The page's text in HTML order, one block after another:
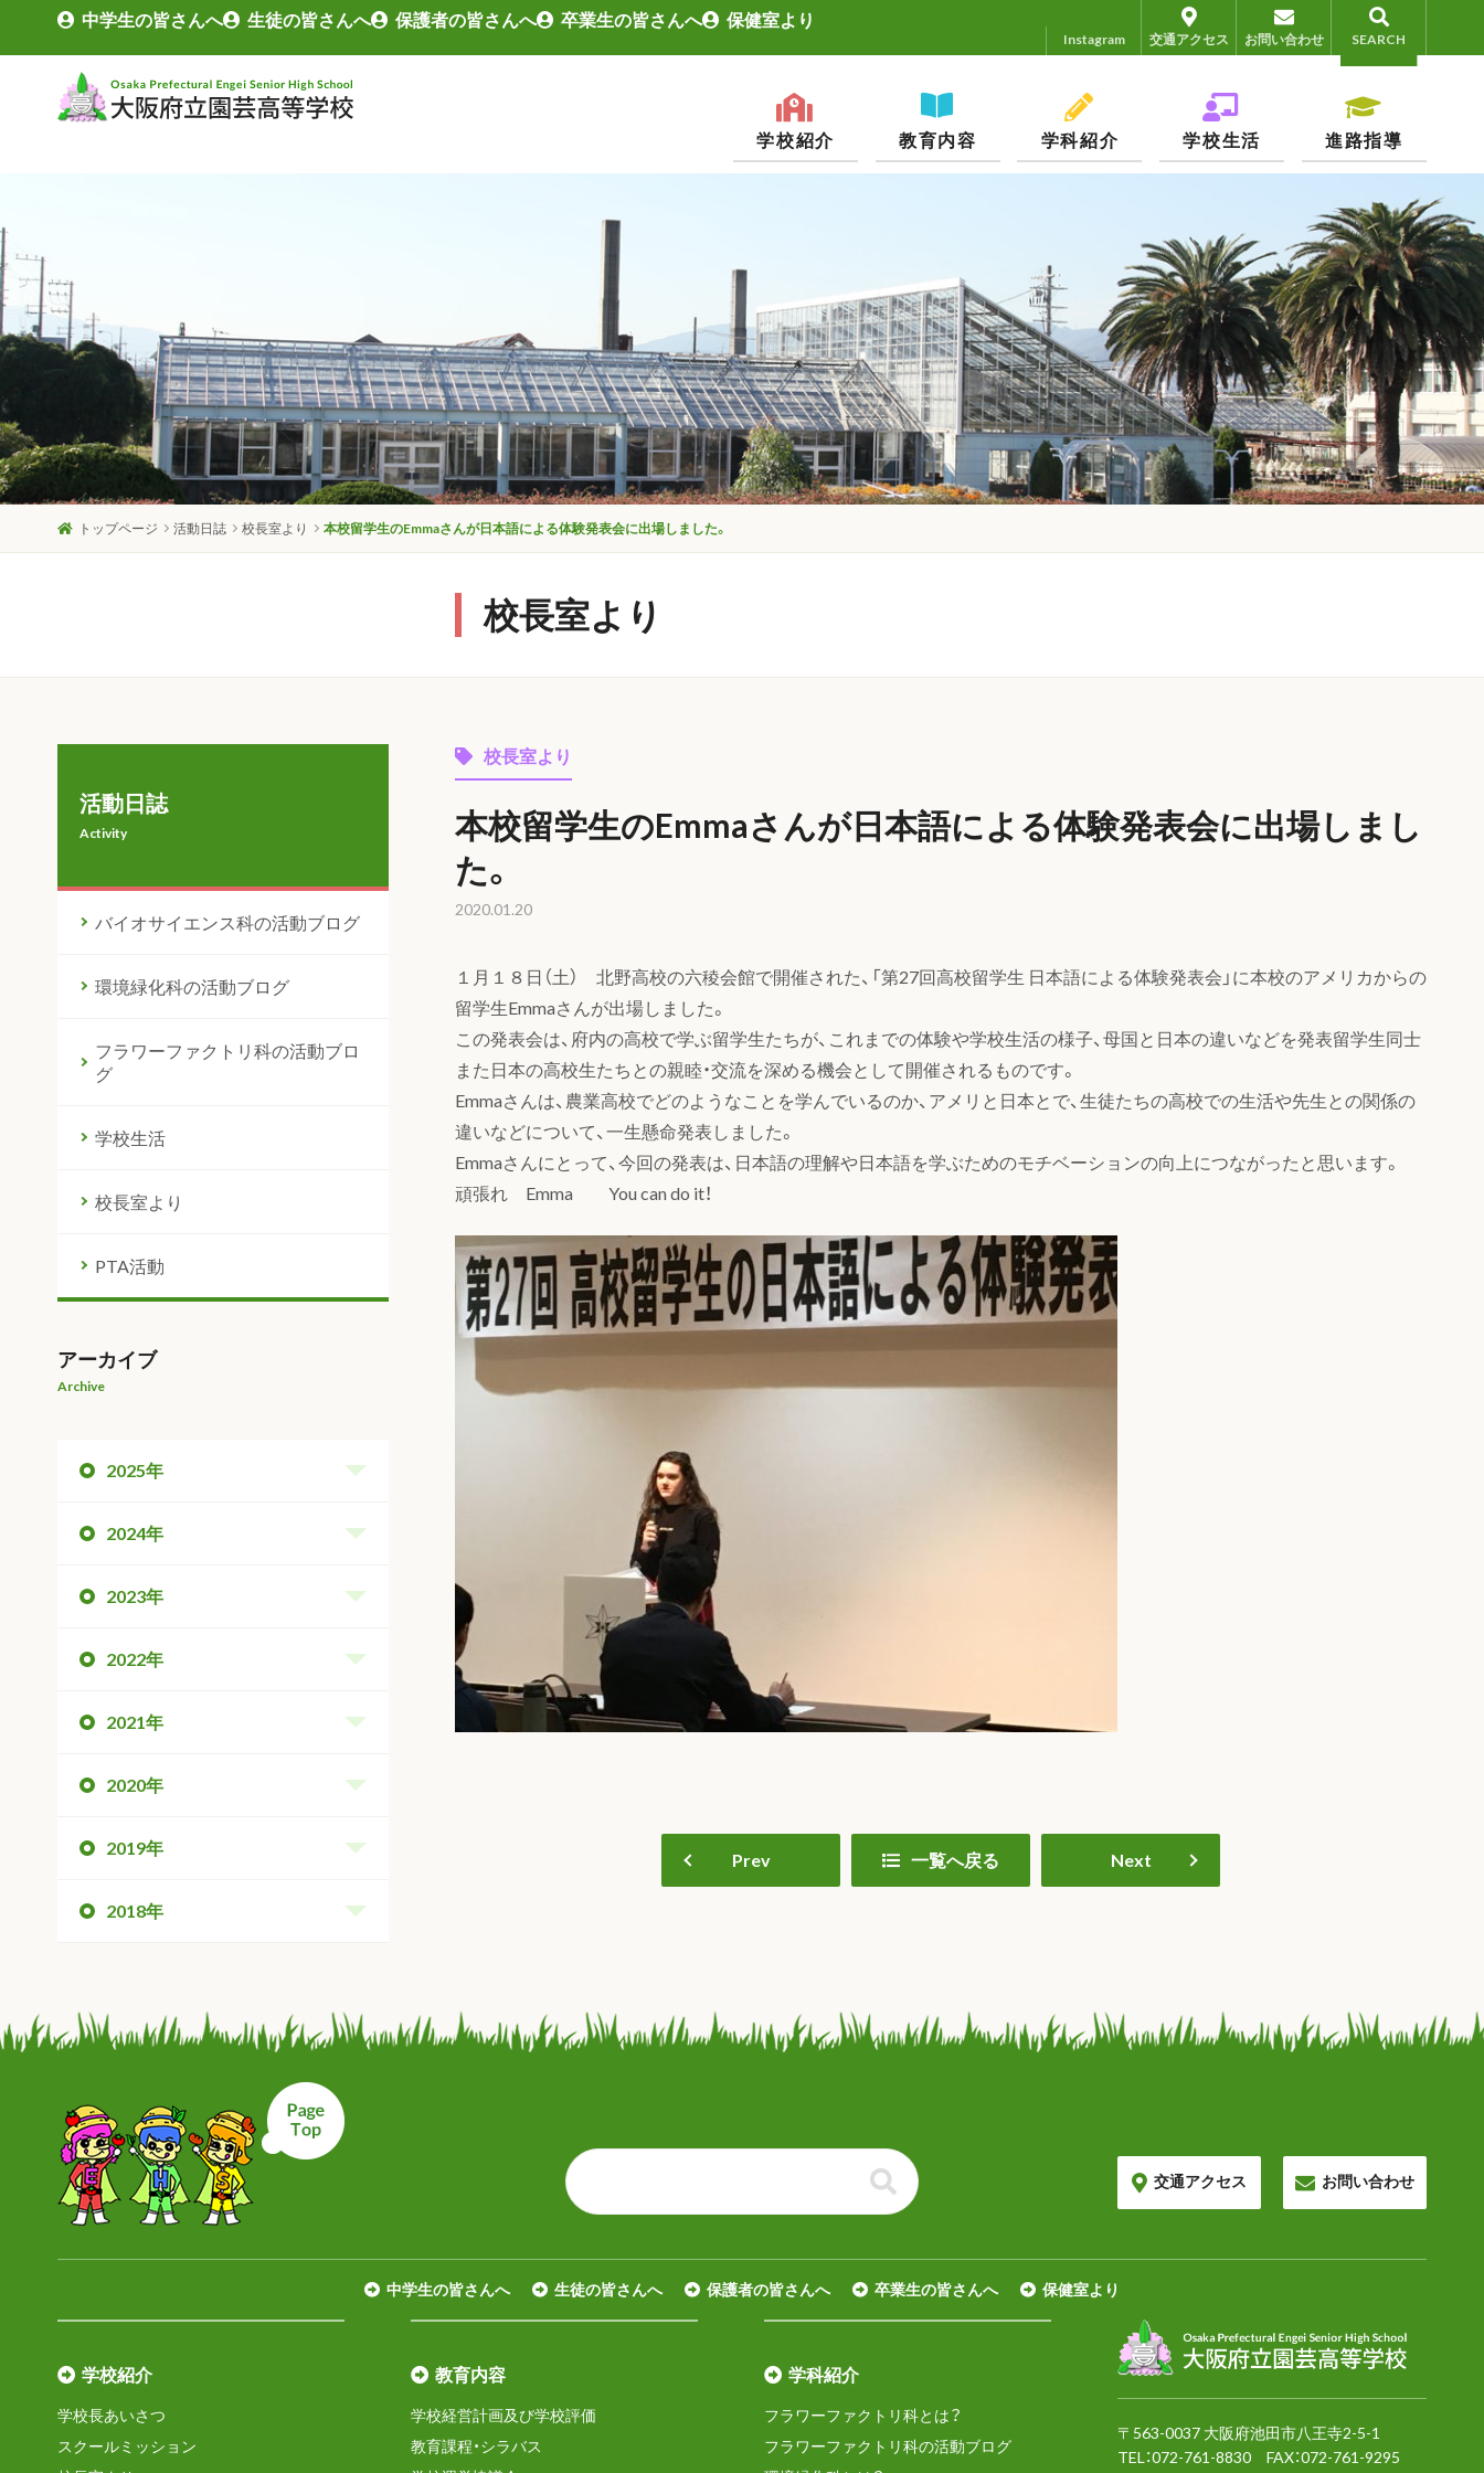
中学生の皆さんへ 生徒の皆さんへ 保護者の皆さんへ 卒業生の皆さんへ 保健室より
Instagram 交通アクセス お問い合わせ SEARCH
学校紹介 教育内容 学科紹介 学校生活 進路指導
Instagram
トップページ 活動日誌 校長室より 本校留学生のEmmaさんが日本語による体験発表会に出場しました。
校長室より
校長室より
本校留学生のEmmaさんが日本語による体験発表会に出場しまし
た。
2020.01.20
１月１８日（土） 北野高校の六稜会館で開催された、「第27回高校留学生 日本語による体験発表会」に本校のアメリカからの
留学生Emmaさんが出場しました。
この発表会は、府内の高校で学ぶ留学生たちが、これまでの体験や学校生活の様子、母国と日本の違いなどを発表留学生同士
また日本の高校生たちとの親睦・交流を深める機会として開催されるものです。
Emmaさんは、農業高校でどのようなことを学んでいるのか、アメリと日本とで、生徒たちの高校での生活や先生との関係の
違いなどについて、一生懸命発表しました。
Emmaさんにとって、今回の発表は、日本語の理解や日本語を学ぶためのモチベーションの向上につながったと思います。
頑張れ Emma You can do it！
Prev Next
一覧へ戻る
活動日誌
Activity
バイオサイエンス科の活動ブログ
環境緑化科の活動ブログ
フラワーファクトリ科の活動ブロ
グ
学校生活
校長室より
PTA活動
アーカイブ
Archive
2025年
2024年
2023年
2022年
2021年
2020年
2019年
2018年
中学生の皆さんへ 生徒の皆さんへ 保護者の皆さんへ 卒業生の皆さんへ 保健室より
学校紹介
学校長あいさつ
スクールミッション
教育内容
学校経営計画及び学校評価
教育課程・シラバス
学科紹介
フラワーファクトリ科とは？
フラワーファクトリ科の活動ブログ
交通アクセス お問い合わせ
〒563-0037 大阪府池田市八王寺2-5-1
TEL：072-761-8830 FAX：072-761-9295